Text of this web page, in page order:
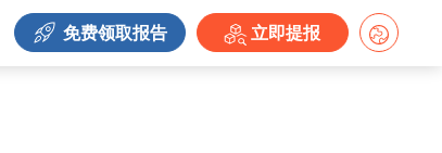
免费领取报告 立即提报